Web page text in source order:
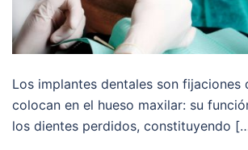
Los implantes dentales son fijaciones
colocan en el hueso maxilar: su
los dientes perdidos, constituyendo